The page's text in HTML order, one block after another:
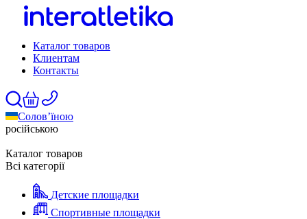
Каталог товаров
Клиентам
Контакты
Солов’їною
російською
Каталог товаров
Всі категорії
Детские площадки
Спортивные площадки